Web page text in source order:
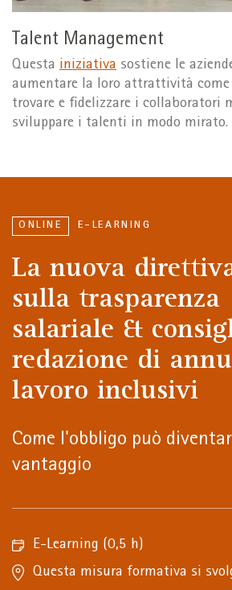
Talent Management
Questa iniziativa sostiene le
aumentare la loro attrattività come
trovare e fidelizzare i collaboratori
sviluppare i talenti in modo mirato.
E-LEARNING
ONLINE
La nuova
sulla trasparenza
salariale &
redazione di
lavoro inclusivi
Come l'obbligo può
vantaggio
E-Learning (0,5 h)
Questa misura formativa si